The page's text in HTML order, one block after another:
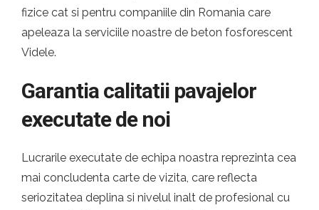
fizice cat si pentru companiile din Romania care
apeleaza la serviciile noastre de beton fosforescent
Videle.
Garantia calitatii pavajelor
executate de noi
Lucrarile executate de echipa noastra reprezinta cea
mai concludenta carte de vizita, care reflecta
seriozitatea deplina si nivelul inalt de profesional cu